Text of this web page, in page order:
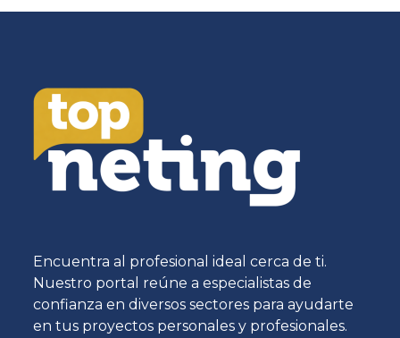
Encuentra al profesional ideal cerca de ti.
Nuestro portal reúne a especialistas de
confianza en diversos sectores para ayudarte
en tus proyectos personales y profesionales.